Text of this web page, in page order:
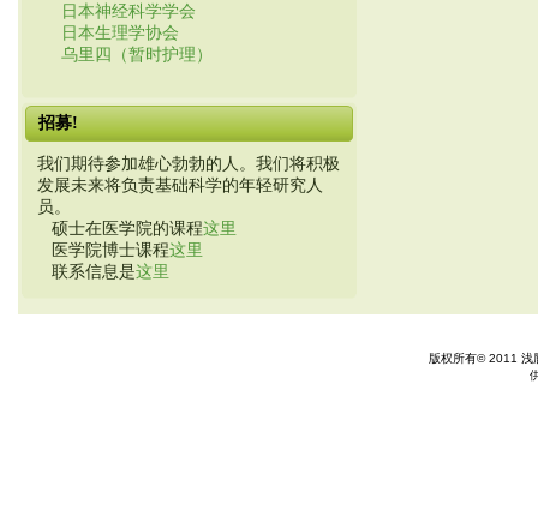
日本神经科学学会
日本生理学协会
乌里四（暂时护理）
招募!
我们期待参加雄心勃勃的人。我们将积极
发展未来将负责基础科学的年轻研究人
员。
硕士在医学院的课程这里
医学院博士课程这里
联系信息是这里
版权所有© 2011 浅